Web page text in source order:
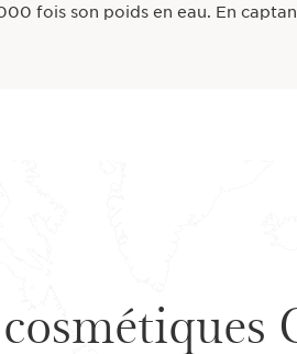
fois son poids en eau. En